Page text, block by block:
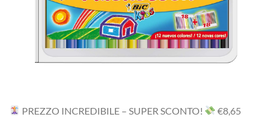
PREZZO INCREDIBILE – SUPER SCONTO!
‎€8,65